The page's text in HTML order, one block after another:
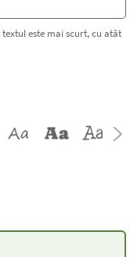
este mai scurt, cu atât